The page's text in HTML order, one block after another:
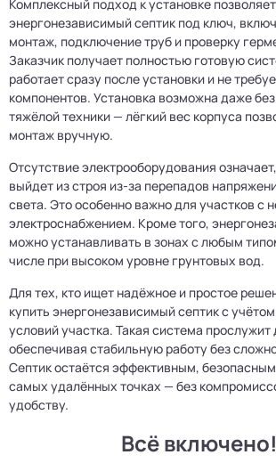
Комплексный подход к установке
энергонезависимый септик под ключ,
монтаж, подключение труб и проверку
Заказчик получает полностью готовую
работает сразу после установки и не
компонентов. Установка возможна даже
тяжёлой техники — лёгкий вес корпуса
монтаж вручную.
Отсутствие электрооборудования
выйдет из строя из-за перепадов
света. Это особенно важно для участков с
электроснабжением. Кроме того,
можно устанавливать в зонах с любым
числе при высоком уровне грунтовых вод.
Для тех, кто ищет надёжное и простое
купить энергонезависимый септик с
условий участка. Такая система прослужит
обеспечивая стабильную работу без
Септик остаётся эффективным,
самых удалённых точках — без
удобству.
Всё включено!